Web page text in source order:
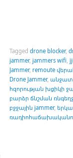
Tagged drone blocker,
jammer, jammers wifi,
Jammer, remoute
Drone Jammer,
հզորության խցիկի
բարձր ճնշման
բջջային jammer,